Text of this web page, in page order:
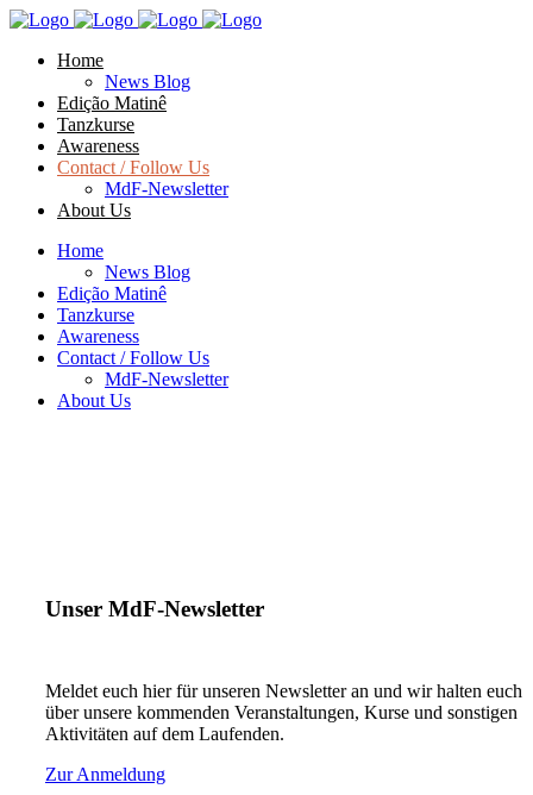
Home
News Blog
Edição Matinê
Tanzkurse
Awareness
Contact / Follow Us
MdF-Newsletter
About Us
Home
News Blog
Edição Matinê
Tanzkurse
Awareness
Contact / Follow Us
MdF-Newsletter
About Us
Unser MdF-Newsletter
Meldet euch hier für unseren Newsletter an und wir halten euch
über unsere kommenden Veranstaltungen, Kurse und sonstigen
Aktivitäten auf dem Laufenden.
Zur Anmeldung